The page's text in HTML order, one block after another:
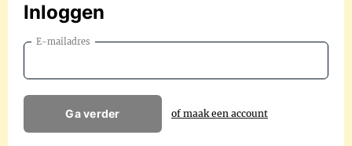
Inloggen
E-mailadres
Ga verder of maak een account